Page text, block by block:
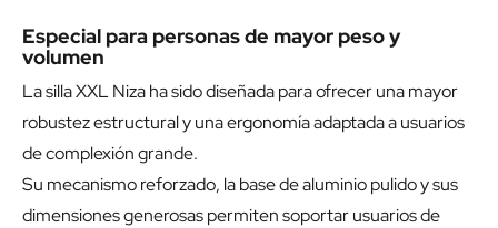
Especial para personas de mayor peso y
volumen
La silla XXL Niza ha sido diseñada para ofrecer una mayor
robustez estructural y una ergonomía adaptada a usuarios
de complexión grande.
Su mecanismo reforzado, la base de aluminio pulido y sus
dimensiones generosas permiten soportar usuarios de